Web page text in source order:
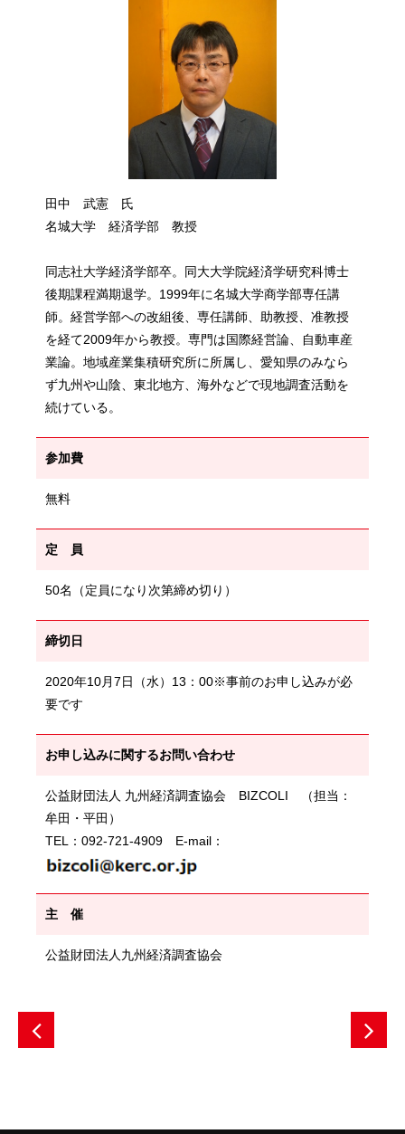
田中 武憲 氏
名城大学 経済学部 教授
同志社大学経済学部卒。同大大学院経済学研究科博士
後期課程満期退学。1999年に名城大学商学部専任講
師。経営学部への改組後、専任講師、助教授、准教授
を経て2009年から教授。専門は国際経営論、自動車産
業論。地域産業集積研究所に所属し、愛知県のみなら
ず九州や山陰、東北地方、海外などで現地調査活動を
続けている。
参加費
無料
定 員
50名（定員になり次第締め切り）
締切日
2020年10月7日（水）13：00※事前のお申し込みが必
要です
お申し込みに関するお問い合わせ
公益財団法人 九州経済調査協会 BIZCOLI （担当：
牟田・平田）
TEL：092-721-4909 E-mail：
主 催
公益財団法人九州経済調査協会